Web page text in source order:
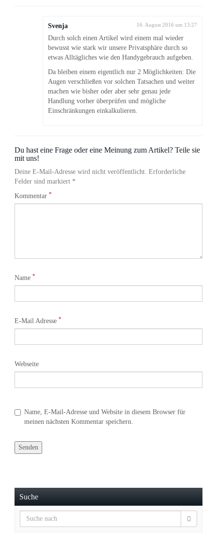
Svenja 16. August 2016 um 13:27
Durch solch einen Artikel wird einem mal wieder
bewusst wie stark wir unsere Privatsphäre durch so
etwas Alltägliches wie den Handygebrauch aufgeben.
Da bleiben einem eigentlich nur 2 Möglichkeiten: Die
Augen verschließen vor solchen Tatsachen und weiter
machen wie bisher oder aber sehr genau jede
Handlung vorher überprüfen und mögliche
Einschränkungen einkalkulieren.
Du hast eine Frage oder eine Meinung zum Artikel? Teile sie
mit uns!
Deine E-Mail-Adresse wird nicht veröffentlicht. Erforderliche
Felder sind markiert *
Kommentar *
Name *
E-Mail Adresse *
Webseite
Name, E-Mail-Adresse und Website in diesem Browser für
meinen nächsten Kommentar speichern.
Suche